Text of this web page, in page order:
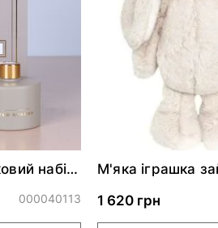
набір
000040113
М'яка іграшка
1 620 грн